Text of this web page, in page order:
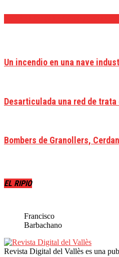
Un incendio en una nave
Desarticulada una red de
Bombers de Granollers,
EL RIPIO
Francisco
Barbachano
Revista Digital del Vallès es una